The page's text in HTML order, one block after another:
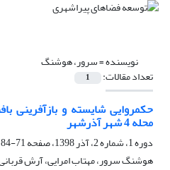
نویسنده =سرور، هوشنگ
تعداد مقالات: 1
حکمروایی شایسته و بازآفرینی
محله 4 شهر آذرشهر
دوره 1، شماره 2، آذر 1398، صفحه
71-84
هوشنگ سرور، مهتاب امرایی، آرش